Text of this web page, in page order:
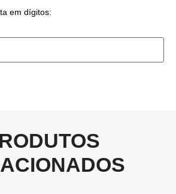
em dígitos: